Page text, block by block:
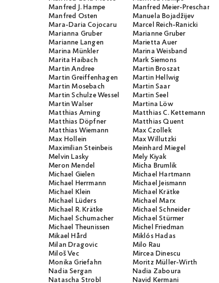
Manfred J. Hampe
Manfred Meier-Preschany
Manfred Osten
Manuela Bojadžijev
Mara-Daria Cojocaru
Marcel Reich-Ranicki
Marianna Gruber
Marianne Gruber
Marianne Langen
Marietta Auer
Marina Münkler
Marina Weisband
Marita Haibach
Mark Siemons
Martin Andree
Martin Broszat
Martin Greiffenhagen
Martin Hellwig
Martin Mosebach
Martin Saar
Martin Schulze Wessel
Martin Seel
Martin Walser
Martina Löw
Matthias Arning
Matthias C. Kettemann
Matthias Döpfner
Matthias Quent
Matthias Wiemann
Max Czollek
Max Hollein
Max Willutzki
Maximilian Steinbeis
Meinhard Miegel
Melvin Lasky
Mely Kiyak
Meron Mendel
Micha Brumlik
Michael Gielen
Michael Hartmann
Michael Herrmann
Michael Jeismann
Michael Klein
Michael Krätke
Michael Lüders
Michael Marx
Michael R. Krätke
Michael Schneider
Michael Schumacher
Michael Stürmer
Michael Theunissen
Michel Friedman
Mikael Hård
Miklós Hadas
Milan Dragovic
Milo Rau
Miloš Vec
Mircea Dinescu
Monika Griefahn
Moritz Müller-Wirth
Nadia Sergan
Nadia Zaboura
Natascha Strobl
Navid Kermani